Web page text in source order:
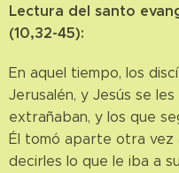
Lectura del santo
(10,32-45):
En aquel tiempo, los
Jerusalén, y Jesús se
extrañaban, y los que
Él tomó aparte otra vez
decirles lo que le iba a